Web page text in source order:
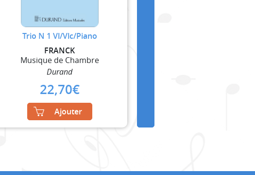
Trio N 1 Vl/Vlc/Piano
FRANCK
Musique de Chambre
Durand
22,70€
Ajouter